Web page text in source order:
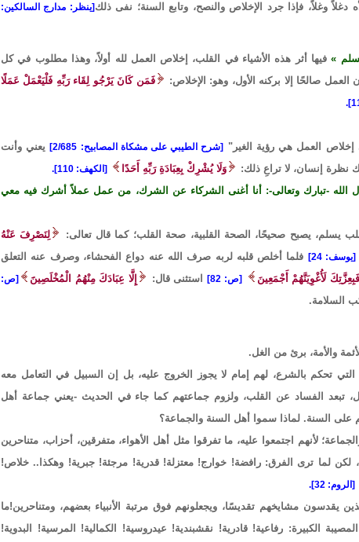
وغلاً، فإذا جرد الإخلاص والنصح، وتابع السنة؛ نفى ذلك[ينظر: مدارج السالكين:
فيها أثر هذه الأشياء في القلب، إخلاص العمل لله أولاً، وهذا مطلوب في كل
صالحًا إلا بركنه الأول، وهو: الإخلاص:
فَمَن كَانَ يَرْجُو لِقَاء رَبِّهِ فَلْيَعْمَلْ عَمَلًا
إخلاص العمل هي رؤية الغير" [شرح الطيبي على مشكاة المصابيح: 2/685]
يعني وأنت
نظرة إنسان، لا تراعِ ذلك:
وَلَا يُشْرِكْ بِعِبَادَةِ رَبِّهِ أَحَدًا [الكهف: 110].
الله -تبارك وتعالى-: أنا أغنى الشركاء عن الشرك، من عمل عملاً أشرك فيه معي
يسلم، يصبح صحيحًا، الصحة القلبية، صحة القلب؛ كما قال تعالى:
لِنَصْرِفَ عَنْهُ
[يوسف: 24]
فلما أخلص قلبه لربه صرف الله عنه دواع الفحشاء، وصرف عنه التعلق
فَبِعِزَّتِكَ لَأُغْوِيَنَّهُمْ أَجْمَعِينَ [ص: 82] استثنى قال: إِلَّا عِبَادَكَ مِنْهُمُ الْمُخْلَصِينََ
[ص:
السلامة.
والأمة، برئ من الغل.
التي تحكم بالشرع، لهم إمام لا يجوز الخروج عليه، بل إن السبيل في التعامل معه
تبعد الفساد عن القلب، ولزوم جماعتهم كما جاء في الحديث -يعني جماعة أهل
على السنة. لماذا سموا أهل السنة والجماعة؟
لأنهم اجتمعوا عليه، ما تفرقوا مثل أهل الأهواء، متفرقين، أحزاب، متناحرين
لكن لما ترى الفرق: رافضة! خوارج! معتزلة! قدرية! مرجئة! جبرية! وهكذا.. خلاص!
[الروم: 32].
يقدسون مشايخهم تقديسًا، ويجعلونهم فوق مرتبة الأنبياء بعضهم، ومتناحرين!ما
الكبيرة: رفاعية! قادرية! نقشبندية! عيدروسية! الكمالية! المرسية! البدوية!